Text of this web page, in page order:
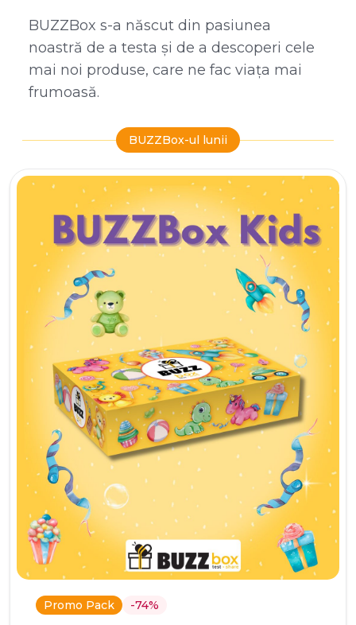
BUZZBox s-a născut din pasiunea
noastră de a testa și de a descoperi cele
mai noi produse, care ne fac viața mai
frumoasă.
BUZZBox-ul lunii
Promo Pack -74%